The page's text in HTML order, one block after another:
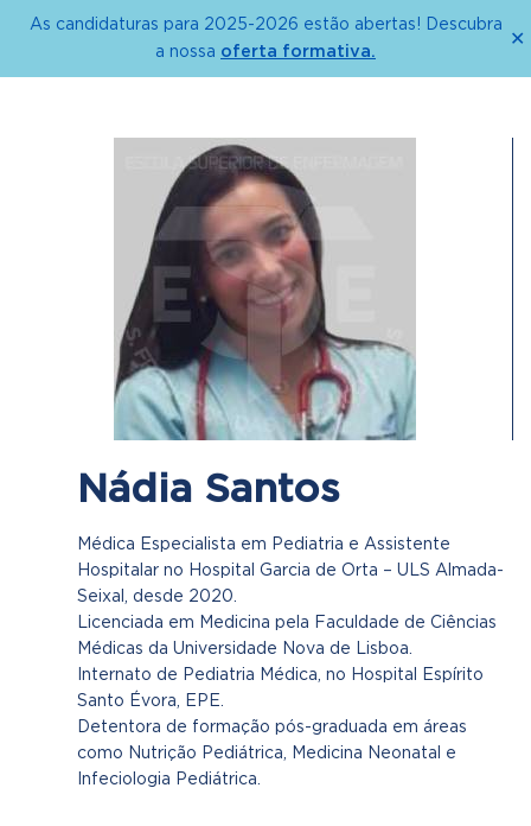
As candidaturas para 2025-2026 estão abertas! Descubra
a nossa oferta formativa.
✕
Nádia Santos
Médica Especialista em Pediatria e Assistente
Hospitalar no Hospital Garcia de Orta – ULS Almada-
Seixal, desde 2020.
Licenciada em Medicina pela Faculdade de Ciências
Médicas da Universidade Nova de Lisboa.
Internato de Pediatria Médica, no Hospital Espírito
Santo Évora, EPE.
Detentora de formação pós-graduada em áreas
como Nutrição Pediátrica, Medicina Neonatal e
Infeciologia Pediátrica.